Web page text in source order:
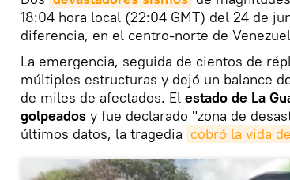
18:04 hora local (22:04 GMT) del 24 de
diferencia, en el centro-norte de
La emergencia, seguida de cientos de
múltiples estructuras y dejó un balance
de miles de afectados. El estado de La
golpeados y fue declarado "zona de
últimos datos, la tragedia cobró la vida